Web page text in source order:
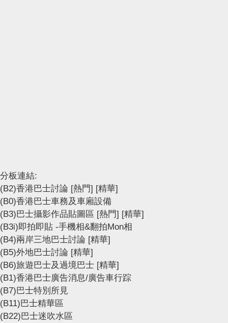
分板連結:
(B2)香港巴士討論 [熱門] [精華]
(B0)香港巴士車務及車廂設備
(B3)巴士攝影作品貼圖區 [熱門] [精華]
(B3i)即拍即貼 -手機相&翻拍Mon相
(B4)兩岸三地巴士討論 [精華]
(B5)外地巴士討論 [精華]
(B6)旅遊巴士及過境巴士 [精華]
(B1)香港巴士廣告消息/廣告車行踪
(B7)巴士特別所見
(B11)巴士精華區
(B22)巴士迷吹水區